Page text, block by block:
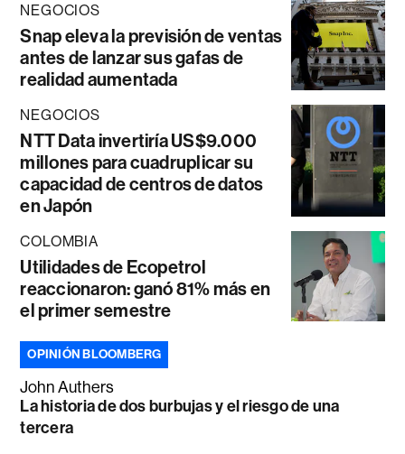
NEGOCIOS
Snap eleva la previsión de ventas
antes de lanzar sus gafas de
realidad aumentada
NEGOCIOS
NTT Data invertiría US$9.000
millones para cuadruplicar su
capacidad de centros de datos
en Japón
COLOMBIA
Utilidades de Ecopetrol
reaccionaron: ganó 81% más en
el primer semestre
OPINIÓN BLOOMBERG
John Authers
La historia de dos burbujas y el riesgo de una
tercera